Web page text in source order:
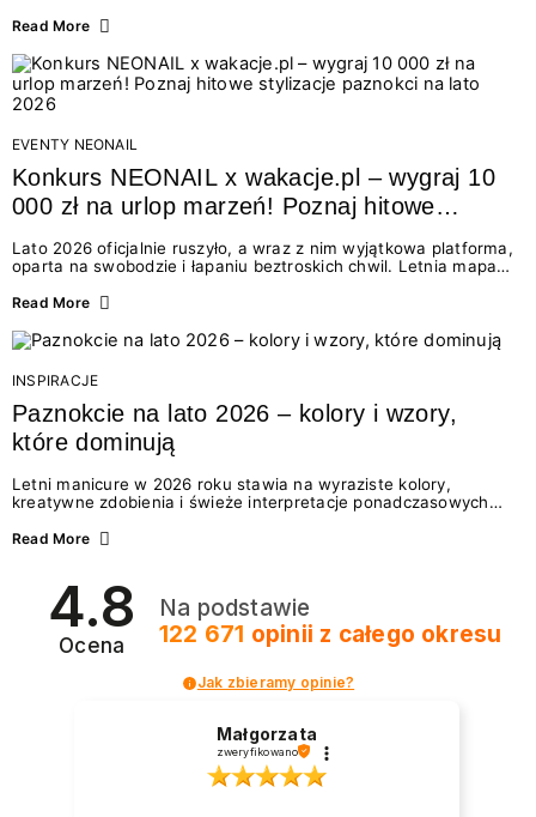
świata beauty i oszałamiających deserów to coś więcej niż
zmysłami: przez soczysty kolor, aksamitną teksturę,
orzeźwiający zapach i słodki akcent na podniebieniu. Tego lata
NEONAIL łączy siły z marką Willisch, tworząc unikalny projekt
na styku jedzenia i piękna....
Read More
EVENTY NEONAIL
Konkurs NEONAIL x wakacje.pl – wygraj 10
000 zł na urlop marzeń! Poznaj hitowe
Lato 2026 oficjalnie ruszyło, a wraz z nim wyjątkowa platforma,
oparta na swobodzie i łapaniu beztroskich chwil. Letnia mapa
doświadczenia wakacji – od spontanicznych wyjazdów, przez
Motywem przewodnim jest eksplorowanie i kolekcjonowanie
letnich momentów. Z tej okazji przygotowaliśmy coś absolutnie
wyjątkowego: wielki konkurs z wakacje.pl oraz dawkę
najgorętszych trendów w...
Read More
INSPIRACJE
Paznokcie na lato 2026 – kolory i wzory,
które dominują
Letni manicure w 2026 roku stawia na wyraziste kolory,
kreatywne zdobienia i świeże interpretacje ponadczasowych
zarówno energetycznych odcieni inspirowanych wakacjami, jak
2026? Znajdź inspirację dla swojego manicure!
Read More
4.8
Ocena
Na podstawie
122 671 opinii z całego okresu
Jak zbieramy opinie?
Małgorzata
zweryfikowano